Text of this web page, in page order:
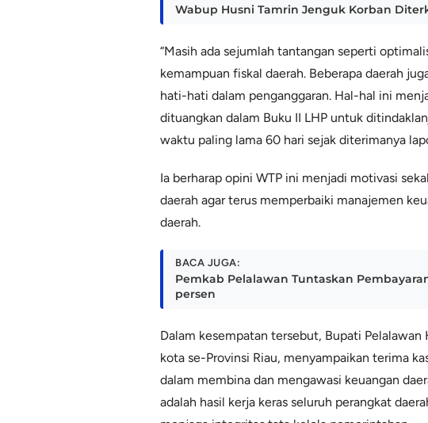
Wabup Husni Tamrin Jenguk Korban
“Masih ada sejumlah tantangan seperti
kemampuan fiskal daerah. Beberapa daerah
hati-hati dalam penganggaran. Hal-hal ini
dituangkan dalam Buku II LHP untuk
waktu paling lama 60 hari sejak diterimanya
Ia berharap opini WTP ini menjadi motivasi
daerah agar terus memperbaiki manajemen
daerah.
BACA JUGA:
Pemkab Pelalawan Tuntaskan Pembayaran
persen
Dalam kesempatan tersebut, Bupati
kota se-Provinsi Riau, menyampaikan terima
dalam membina dan mengawasi keuangan
adalah hasil kerja keras seluruh perangkat